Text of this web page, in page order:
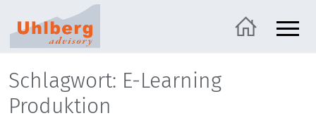
Schlagwort: E-Learning
Produktion